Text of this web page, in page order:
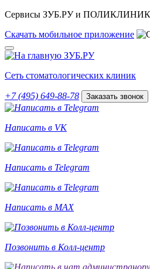
Сервисы ЗУБ.РУ и
Скачать мобильное приложение
Сеть стоматологических клиник
+7 (495) 649-88-78 Заказать звонок
Написать в VK
Написать в Telegram
Написать в MAX
Позвонить в Колл-центр